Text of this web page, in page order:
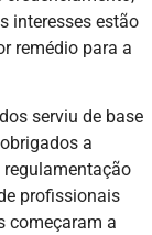
interesses estão
remédio para a
serviu de base
a
profissionais
começaram a